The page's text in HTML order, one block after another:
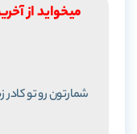
میخواید از
شمارتون رو تو کادر